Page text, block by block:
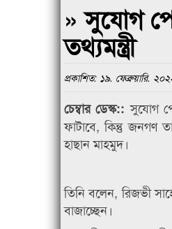
সিলেটে বাংলাদেশ গ্রুপ
» সুযোগ
তথ্যমন্ত্রী
প্রকাশিত: ১৯. ফেব্রুয়ারি.
চেম্বার ডেস্ক::সুযোগ
ফাটাবে, কিন্তু জনগণ
হাছান মাহমুদ।
তিনি বলেন, রিজভী
বাজাচ্ছেন।